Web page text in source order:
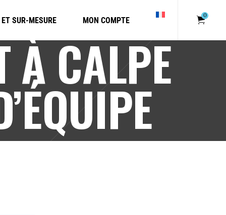
ET SUR-MESURE MON COMPTE
0
À CALPE